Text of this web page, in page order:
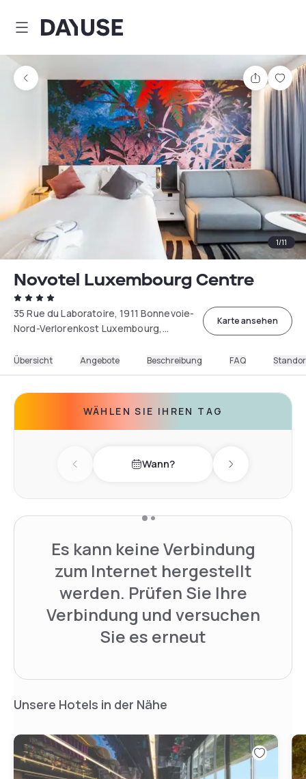
Dayuse
Teilen
1/11
Novotel Luxembourg Centre
35 Rue du Laboratoire, 1911 Bonnevoie-
Nord-Verlorenkost Luxembourg,
Karte ansehen
Übersicht Angebote Beschreibung FAQ
WÄHLEN SIE IHREN TAG
Previous day Wann? Next day
Es kann keine Verbindung
zum Internet hergestellt
werden. Prüfen Sie Ihre
Verbindung und versuchen
Sie es erneut
Unsere Hotels in der Nähe